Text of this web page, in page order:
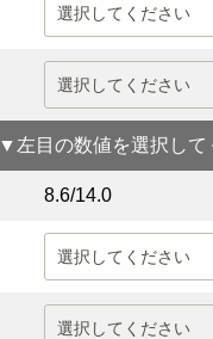
▼ 左目 の数値を選択して
8.6/14.0